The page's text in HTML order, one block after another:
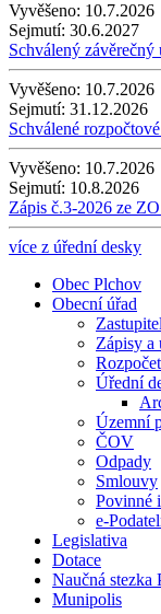
Vyvěšeno: 10.7.2026
Sejmutí: 30.6.2027
Schválený závěrečný
Vyvěšeno: 10.7.2026
Sejmutí: 31.12.2026
Schválené
Vyvěšeno: 10.7.2026
Sejmutí: 10.8.2026
Zápis č.3-2026 ze
více z úřední desky
Obec Plchov
Obecní úřad
Zápisy a
Úřední
Územní
ČOV
Odpady
Smlouvy
Povinné
e-
Legislativa
Dotace
Naučná stezka
Munipolis